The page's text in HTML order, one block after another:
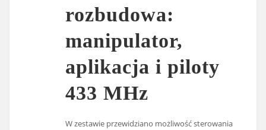
rozbudowa:
manipulator,
aplikacja i piloty
433 MHz
W zestawie przewidziano możliwość sterowania